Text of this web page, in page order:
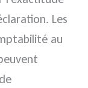
Les
au